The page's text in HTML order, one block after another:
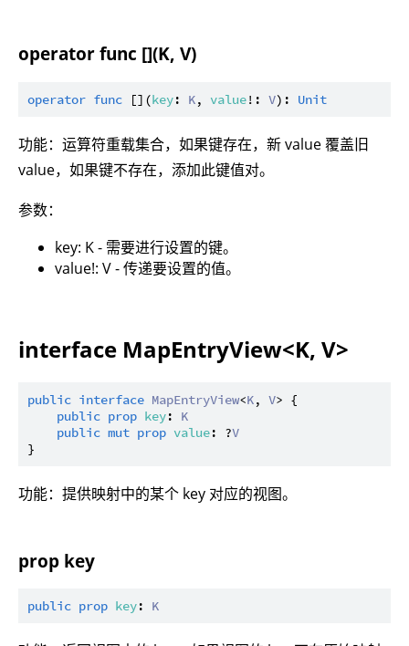
operator func [](K, V)
operator func [](key: K, value!: V): Unit
功能：运算符重载集合，如果键存在，新 value 覆盖旧
value，如果键不存在，添加此键值对。
参数：
key: K - 需要进行设置的键。
value!: V - 传递要设置的值。
interface MapEntryView<K, V>
public interface MapEntryView<K, V> {
public prop key: K
public mut prop value: ?V
功能：提供映射中的某个 key 对应的视图。
prop key
public prop key: K